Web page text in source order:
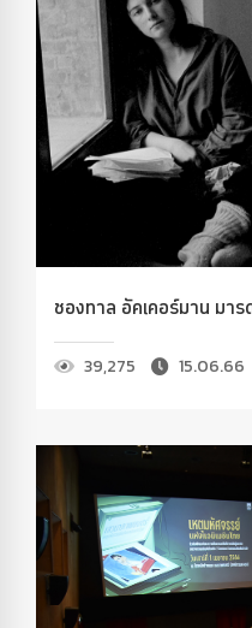
ชองทาล อัคเคอร์มาน มา
39,275 15.06.66